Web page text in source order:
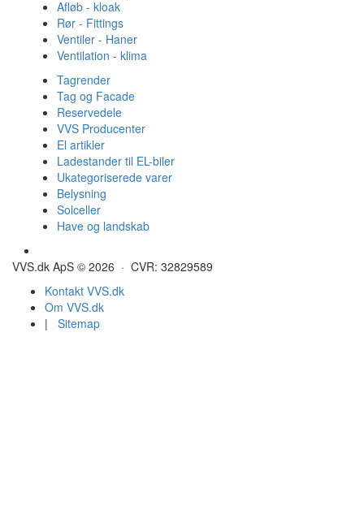
Afløb - kloak
Rør - Fittings
Ventiler - Haner
Ventilation - klima
Tagrender
Tag og Facade
Reservedele
VVS Producenter
El artikler
Ladestander til EL-biler
Ukategoriserede varer
Belysning
Solceller
Have og landskab
VVS.dk ApS © 2026 · CVR: 32829589
Kontakt VVS.dk
Om VVS.dk
| Sitemap